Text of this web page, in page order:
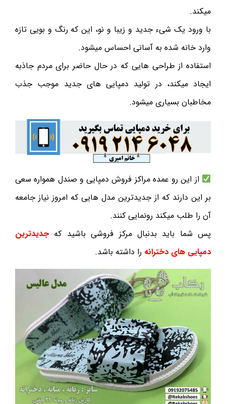
میکند.
با ورود یک شیء جدید و زیبا و نو، این که رنگ و بویی تازه
وارد خانه شده به آسانی احساس میشود.
استفاده از طراحی هایی که در حال حاضر برای مردم جاذبه
ایجاد میکند، در تولید دمپایی های جدید موجب جذب
مخاطبان بسیاری میشود.
از این رو عمده مراکز فروش دمپایی و صندل همواره سعی
بر این دارند که از جدیدترین مدل هایی که امروز نیاز جامعه
آن را طلب میکند رونمایی کنند.
پس شما باید بدنبال مرکز فروشی باشید که جدیدترین
دمپایی های دخترانه را داشته باشد.